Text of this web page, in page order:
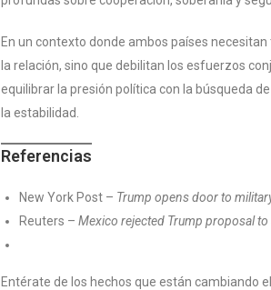
En un contexto donde ambos países
la relación, sino que debilitan los esfuerzos
equilibrar la presión política con la búsqueda
la estabilidad.
Referencias
New York Post – Trump opens door to
Reuters – Mexico rejected Trump proposal
Entérate de los hechos que están cambiando